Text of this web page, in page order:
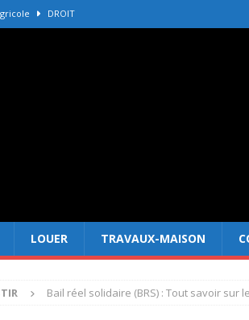
DROIT
LOUER TRAVAUX-MAISON
Bail réel solidaire (BRS) : Tout savoir sur